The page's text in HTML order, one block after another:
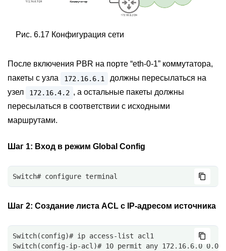
Рис. 6.17 Конфигурация сети
После включения PBR на порте “eth-0-1” коммутатора,
пакеты с узла
172.16.6.1
должны пересылаться на
узел
172.16.4.2 , а остальные пакеты должны
пересылаться в соответствии с исходными
маршрутами.
Шаг 1: Вход в режим Global Config
Switch# configure terminal
Шаг 2: Создание листа ACL с IP-адресом источника
Switch(config)# ip access-list acl1
Switch(config-ip-acl)# 10 permit any 172.16.6.0